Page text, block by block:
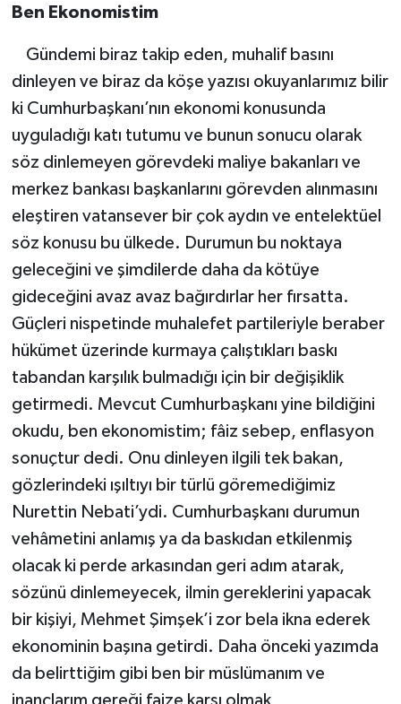
Ben Ekonomistim
Gündemi biraz takip eden, muhalif basını
dinleyen ve biraz da köşe yazısı okuyanlarımız bilir
ki Cumhurbaşkanı’nın ekonomi konusunda
uyguladığı katı tutumu ve bunun sonucu olarak
söz dinlemeyen görevdeki maliye bakanları ve
merkez bankası başkanlarını görevden alınmasını
eleştiren vatansever bir çok aydın ve entelektüel
söz konusu bu ülkede. Durumun bu noktaya
geleceğini ve şimdilerde daha da kötüye
gideceğini avaz avaz bağırdırlar her fırsatta.
Güçleri nispetinde muhalefet partileriyle beraber
hükümet üzerinde kurmaya çalıştıkları baskı
tabandan karşılık bulmadığı için bir değişiklik
getirmedi. Mevcut Cumhurbaşkanı yine bildiğini
okudu, ben ekonomistim; fâiz sebep, enflasyon
sonuçtur dedi. Onu dinleyen ilgili tek bakan,
gözlerindeki ışıltıyı bir türlü göremediğimiz
Nurettin Nebati’ydi. Cumhurbaşkanı durumun
vehâmetini anlamış ya da baskıdan etkilenmiş
olacak ki perde arkasından geri adım atarak,
sözünü dinlemeyecek, ilmin gereklerini yapacak
bir kişiyi, Mehmet Şimşek’i zor bela ikna ederek
ekonominin başına getirdi. Daha önceki yazımda
da belirttiğim gibi ben bir müslümanım ve
inançlarım gereği faize karşı olmak